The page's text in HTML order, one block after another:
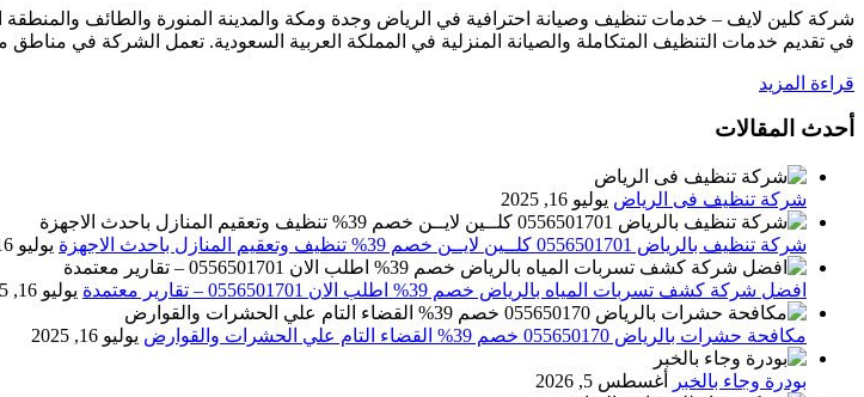
شركة كلين لايف – خدمات تنظيف وصيانة احترافية في الرياض وجدة ومكة والمدينة المنورة والطائف
في تقديم خدمات التنظيف المتكاملة والصيانة المنزلية في المملكة العربية السعودية. تعمل الشركة في
قراءة المزيد
أحدث المقالات
شركة تنظيف فى الرياض يوليو 16, 2025
شركة تنظيف بالرياض 0556501701 كلــين لايــن خصم 39% تنظيف وتعقيم المنازل باحدث الاجهزة يوليو 16, 2025
افضل شركة كشف تسربات المياه بالرياض خصم 39% اطلب الان 0556501701‬‏ – تقارير معتمدة يوليو 16, 2025
مكافحة حشرات بالرياض 055650170 خصم 39% القضاء التام علي الحشرات والقوارض يوليو 16, 2025
بودرة وجاء بالخبر أغسطس 5, 2026